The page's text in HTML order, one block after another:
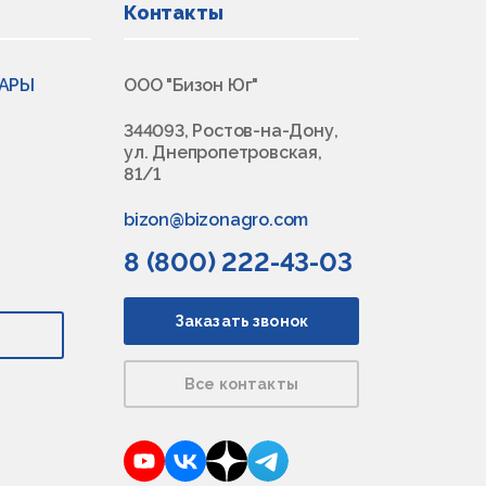
Контакты
ООО "Бизон Юг"
344093, Ростов-на-Дону,
ул. Днепропетровская,
81/1
bizon@bizonagro.com
8 (800) 222-43-03
Заказать звонок
Все контакты
YouTubeVKontakte
DzenTelegram